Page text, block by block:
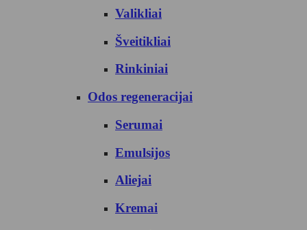
Valikliai
Šveitikliai
Rinkiniai
Odos regeneracijai
Serumai
Emulsijos
Aliejai
Kremai